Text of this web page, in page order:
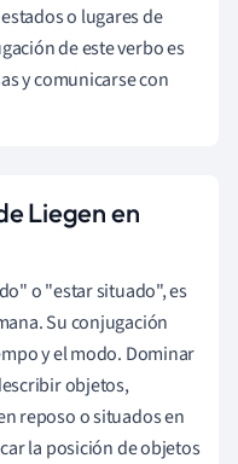
o lugares de
de este verbo es
y comunicarse con
Liegen en
o "estar situado", es
Su conjugación
y el modo. Dominar
objetos,
reposo o situados en
la posición de objetos